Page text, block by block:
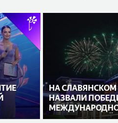
НА СЛАВЯНСКОМ
НАЗВАЛИ
ИСПОЛНИТЕЛЕЙ